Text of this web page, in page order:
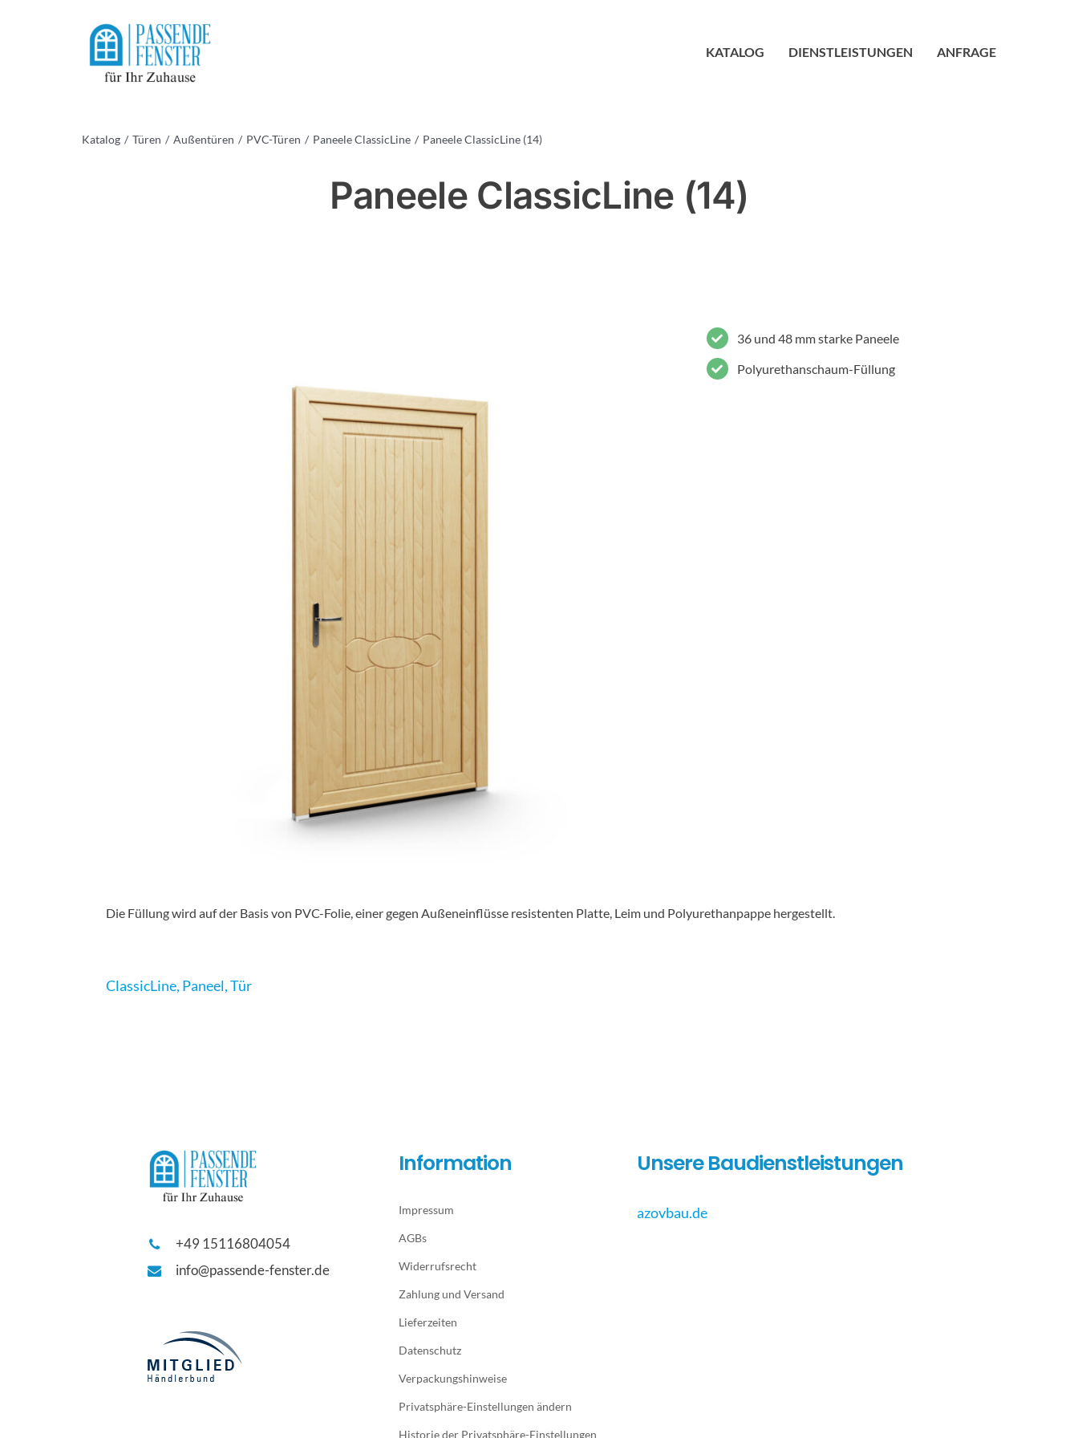
KATALOG DIENSTLEISTUNGEN ANFRAGE
Katalog Türen Außentüren PVC-Türen Paneele ClassicLine Paneele ClassicLine (14)
Paneele ClassicLine (14)
36 und 48 mm starke Paneele
Polyurethanschaum-Füllung
Die Füllung wird auf der Basis von PVC-Folie, einer gegen Außeneinflüsse resistenten Platte, Leim und Polyurethanpappe hergestellt.
ClassicLine, Paneel,Tür
+49 15116804054
info@passende-fenster.de
Information
Impressum
AGBs
Widerrufsrecht
Zahlung und Versand
Lieferzeiten
Datenschutz
Verpackungshinweise
Privatsphäre-Einstellungen ändern
Historie der Privatsphäre-Einstellungen
Unsere Baudienstleistungen
azovbau.de